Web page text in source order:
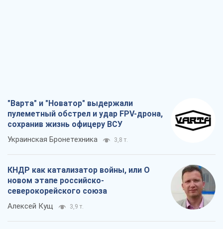
"Варта" и "Новатор" выдержали
пулеметный обстрел и удар FPV-дрона,
сохранив жизнь офицеру ВСУ
Украинская Бронетехника 3,8 т.
КНДР как катализатор войны, или О
новом этапе российско-
северокорейского союза
Алексей Кущ 3,9 т.